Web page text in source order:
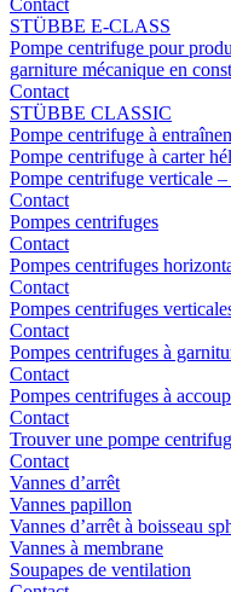
Contact
STÜBBE E-CLASS
Pompe centrifuge pour
garniture mécanique en
Contact
STÜBBE CLASSIC
Pompe centrifuge à
Pompe centrifuge à carter
Pompe centrifuge verticale
Contact
Pompes centrifuges
Contact
Pompes centrifuges
Contact
Pompes centrifuges
Contact
Pompes centrifuges à
Contact
Pompes centrifuges à
Contact
Trouver une pompe
Contact
Vannes d’arrêt
Vannes papillon
Vannes d’arrêt à boisseau
Vannes à membrane
Soupapes de ventilation